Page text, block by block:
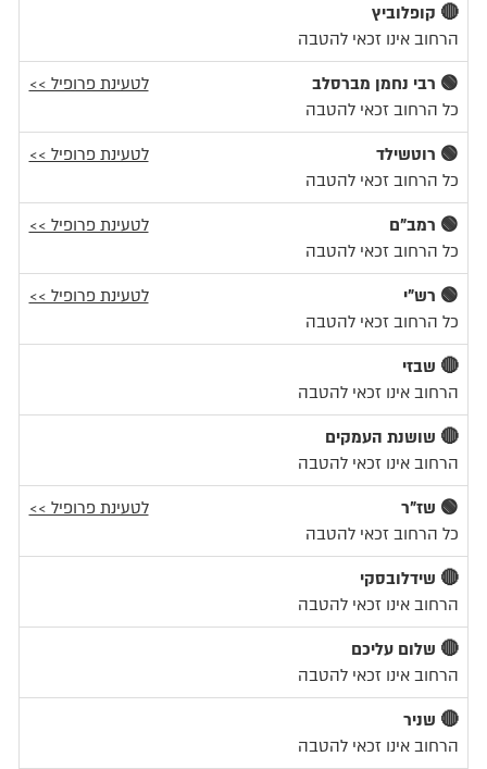
🔴 קופלוביץ
הרחוב אינו זכאי להטבה
🟢 רבי נחמן מברסלב
לטעינת פרופיל >>
כל הרחוב זכאי להטבה
🟢 רוטשילד
לטעינת פרופיל >>
כל הרחוב זכאי להטבה
🟢 רמב"ם
לטעינת פרופיל >>
כל הרחוב זכאי להטבה
🟢 רש"י
לטעינת פרופיל >>
כל הרחוב זכאי להטבה
🔴 שבזי
הרחוב אינו זכאי להטבה
🔴 שושנת העמקים
הרחוב אינו זכאי להטבה
🟢 שז"ר
לטעינת פרופיל >>
כל הרחוב זכאי להטבה
🔴 שידלובסקי
הרחוב אינו זכאי להטבה
🔴 שלום עליכם
הרחוב אינו זכאי להטבה
🔴 שניר
הרחוב אינו זכאי להטבה